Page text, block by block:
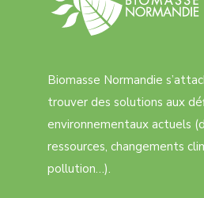
Biomasse Normandie
trouver des solutions aux
environnementaux actuels
ressources, changements
pollution…).